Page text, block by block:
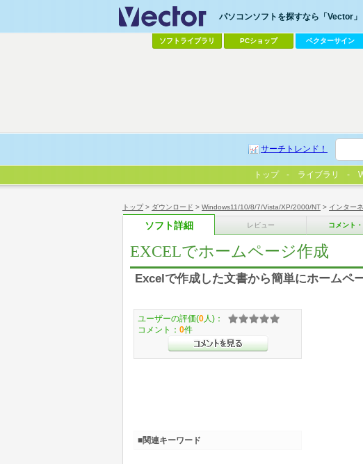
トップ> ダウンロード > Windows11/10/8/7/Vista/XP/2000/NT > インター
ソフト詳細 レビュー コメント
EXCELでホームページ作成
Excelで作成した文書から簡単にホームペ
ユーザーの評価(0 人)：
コメント： 0件
■関連キーワード
パソコンソフトを探すなら「Vector」
ソフトライブラリ PCショップ ベクターサイン
サーチトレンド！
トップ ライブラリ